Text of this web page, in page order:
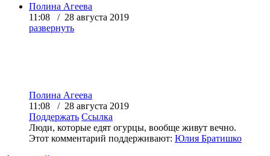
Полина Агеева
11:08 / 28 августа 2019
развернуть
Полина Агеева
11:08 / 28 августа 2019
Поддержать Ссылка
Люди, которые едят огурцы, вообще живут вечно.
Этот комментарий поддерживают: Юлия Братишко